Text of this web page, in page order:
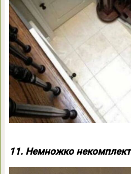
11. Немножко некомплект